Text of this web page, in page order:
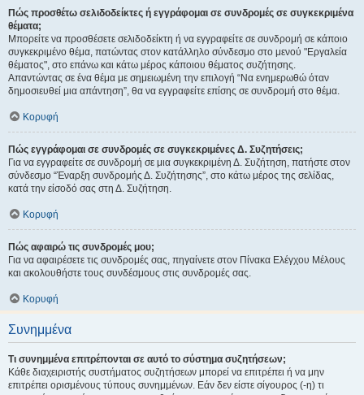
Πώς προσθέτω σελιδοδείκτες ή εγγράφομαι σε συνδρομές σε συγκεκριμένα
θέματα;
Μπορείτε να προσθέσετε σελιδοδείκτη ή να εγγραφείτε σε συνδρομή σε κάποιο
συγκεκριμένο θέμα, πατώντας στον κατάλληλο σύνδεσμο στο μενού "Εργαλεία
θέματος", στο επάνω και κάτω μέρος κάποιου θέματος συζήτησης.
Απαντώντας σε ένα θέμα με σημειωμένη την επιλογή “Να ενημερωθώ όταν
δημοσιευθεί μια απάντηση”, θα να εγγραφείτε επίσης σε συνδρομή στο θέμα.
Κορυφή
Πώς εγγράφομαι σε συνδρομές σε συγκεκριμένες Δ. Συζητήσεις;
Για να εγγραφείτε σε συνδρομή σε μια συγκεκριμένη Δ. Συζήτηση, πατήστε στον
σύνδεσμο “Έναρξη συνδρομής Δ. Συζήτησης”, στο κάτω μέρος της σελίδας,
κατά την είσοδό σας στη Δ. Συζήτηση.
Κορυφή
Πώς αφαιρώ τις συνδρομές μου;
Για να αφαιρέσετε τις συνδρομές σας, πηγαίνετε στον Πίνακα Ελέγχου Μέλους
και ακολουθήστε τους συνδέσμους στις συνδρομές σας.
Κορυφή
Συνημμένα
Τι συνημμένα επιτρέπονται σε αυτό το σύστημα συζητήσεων;
Κάθε διαχειριστής συστήματος συζητήσεων μπορεί να επιτρέπει ή να μην
επιτρέπει ορισμένους τύπους συνημμένων. Εάν δεν είστε σίγουρος (-η) τι